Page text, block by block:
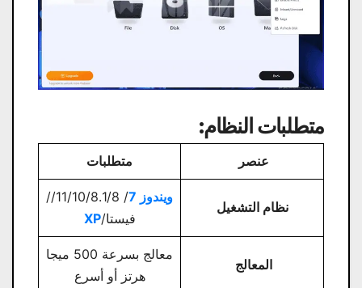
متطلبات النظام:
عنصر متطلبات
نظام التشغيل
ويندوز 7
/ 11/10/8.1/8//
فيستا/XP
المعالج
معالج بسرعة 500 ميجا
هرتز أو أسرع